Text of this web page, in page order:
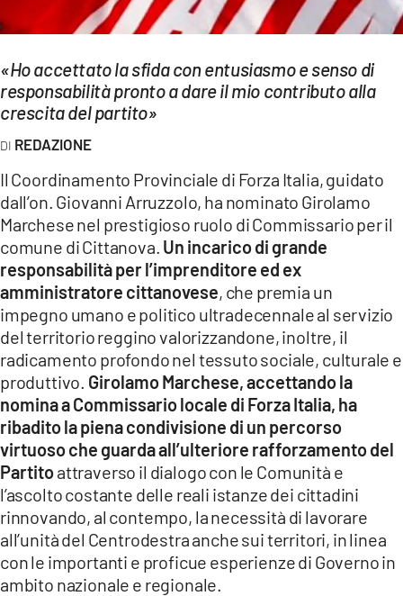
LAC NETWORK
LAC ONAIR
Network
LACPLAY.IT
LACTV.IT
LACONAIR.IT
LACITYMAG.IT
ILREGGINO.IT
COSENZACHANNEL.IT
ILVIBONESE.IT
CATANZAROCHANNEL.IT
LACAPITALENEWS.IT
App
«Ho accettato la sfida con entusiasmo e senso di
responsabilità pronto a dare il mio contributo alla
crescita del partito»
REDAZIONE
Il Coordinamento Provinciale di Forza Italia, guidato
dall’on. Giovanni Arruzzolo, ha nominato Girolamo
Marchese nel prestigioso ruolo di Commissario per il
comune di Cittanova. Un incarico di grande
responsabilità per l’imprenditore ed ex
amministratore cittanovese, che premia un
impegno umano e politico ultradecennale al servizio
del territorio reggino valorizzandone, inoltre, il
radicamento profondo nel tessuto sociale, culturale e
produttivo. Girolamo Marchese, accettando la
nomina a Commissario locale di Forza Italia, ha
ribadito la piena condivisione di un percorso
virtuoso che guarda all’ulteriore rafforzamento del
Partitoattraverso il dialogo con le Comunità e
l’ascolto costante delle reali istanze dei cittadini
rinnovando, al contempo, la necessità di lavorare
all’unità del Centrodestra anche sui territori, in linea
con le importanti e proficue esperienze di Governo in
ambito nazionale e regionale.